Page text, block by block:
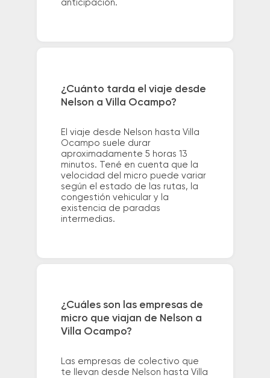
anticipación.
¿Cuánto tarda el viaje desde
Nelson a Villa Ocampo?
El viaje desde Nelson hasta Villa
Ocampo suele durar
aproximadamente 5 horas 13
minutos. Tené en cuenta que la
velocidad del micro puede variar
según el estado de las rutas, la
congestión vehicular y la
existencia de paradas
intermedias.
¿Cuáles son las empresas de
micro que viajan de Nelson a
Villa Ocampo?
Las empresas de colectivo que
te llevan desde Nelson hasta Villa